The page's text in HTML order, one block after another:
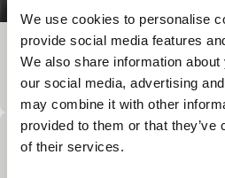
We use cookies to personalise
provide social media features
We also share information
our social media, advertising
may combine it with other
provided to them or that
of their services.
Sundial
on the waterfront new films
A13